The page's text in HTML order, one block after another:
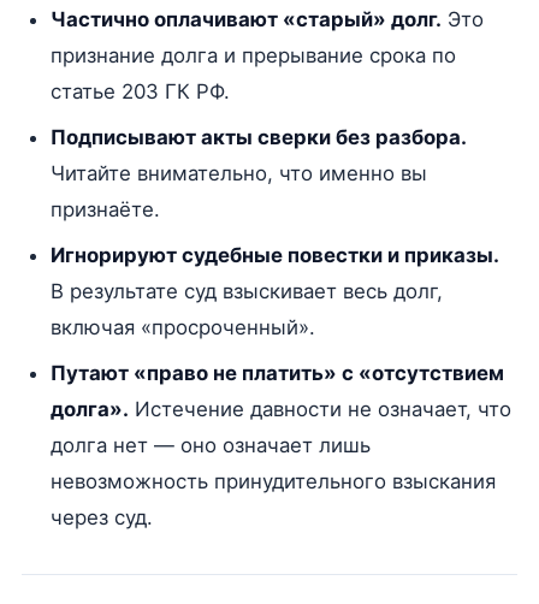
Частично оплачивают «старый» долг. Это
признание долга и прерывание срока по
статье 203 ГК РФ.
Подписывают акты сверки без разбора.
Читайте внимательно, что именно вы
признаёте.
Игнорируют судебные повестки и приказы.
В результате суд взыскивает весь долг,
включая «просроченный».
Путают «право не платить» с «отсутствием
долга». Истечение давности не означает, что
долга нет — оно означает лишь
невозможность принудительного взыскания
через суд.